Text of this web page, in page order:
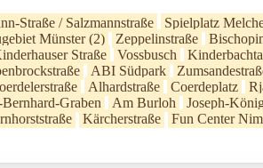
Straße / Salzmannstraße Spielplatz
Münster (2)
Zeppelinstraße
Straße
Vossbusch
ABI Südpark
Alhardstraße Coerdeplatz
Graben
Am Burloh Joseph-
Kärcherstraße Fun Center